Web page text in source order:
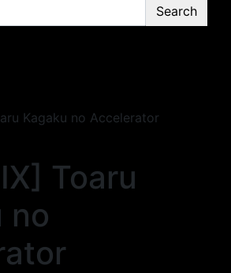
Search
Kagaku no Accelerator
Toaru
no